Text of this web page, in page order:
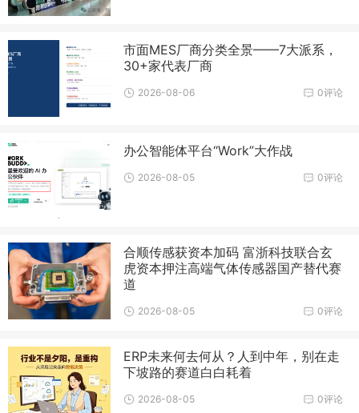
市面MES厂商分类全景——7大派系，
30+家代表厂商
0评论
2026-08-06
办公智能体平台“Work”大作战
0评论
2026-08-05
合顺传感获资本加码 富浙科技联合玄
虎资本押注高端气体传感器国产替代赛
道
0评论
2026-08-05
ERP未来何去何从？人到中年，别在走
下坡路的赛道白白耗着
0评论
2026-08-05